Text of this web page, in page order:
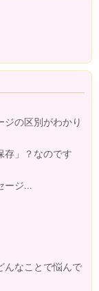
の区別がわかり
存」？なのです
ージ...
んなことで悩んで